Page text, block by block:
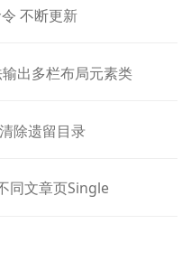
不断更新
出多栏布局元素类
除遗留目录
同文章页Single